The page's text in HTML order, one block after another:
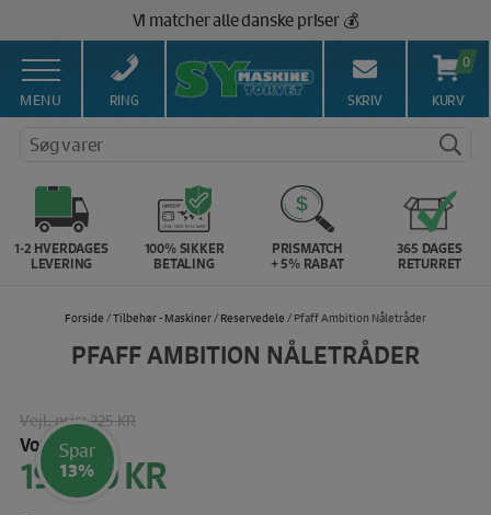
indholdet
Vi matcher alle danske priser 💰
MENU RING SKRIV
0
KURV
Søg varer
1-2 HVERDAGES
LEVERING
100% SIKKER
BETALING
PRISMATCH
+ 5% RABAT
365 DAGES
RETURRET
Forside /Tilbehør - Maskiner/ Reservedele / Pfaff Ambition Nåletråder
Spar
13%
PFAFF AMBITION NÅLETRÅDER
Vejl. pris:225 KR
Vores pris:
Den
oprindelige
195,00KR